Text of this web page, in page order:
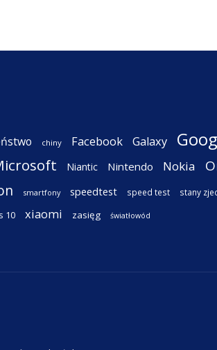
chiny Facebook Galaxy
Niantic Nintendo Nokia
smartfony speedtest speed test stany
10 xiaomi zasięg światłowód